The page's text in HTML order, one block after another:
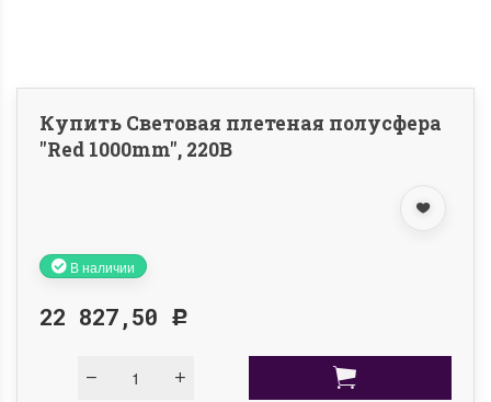
Купить Световая плетеная полусфера
"Red 1000mm", 220B
В наличии
22 827,50 Р